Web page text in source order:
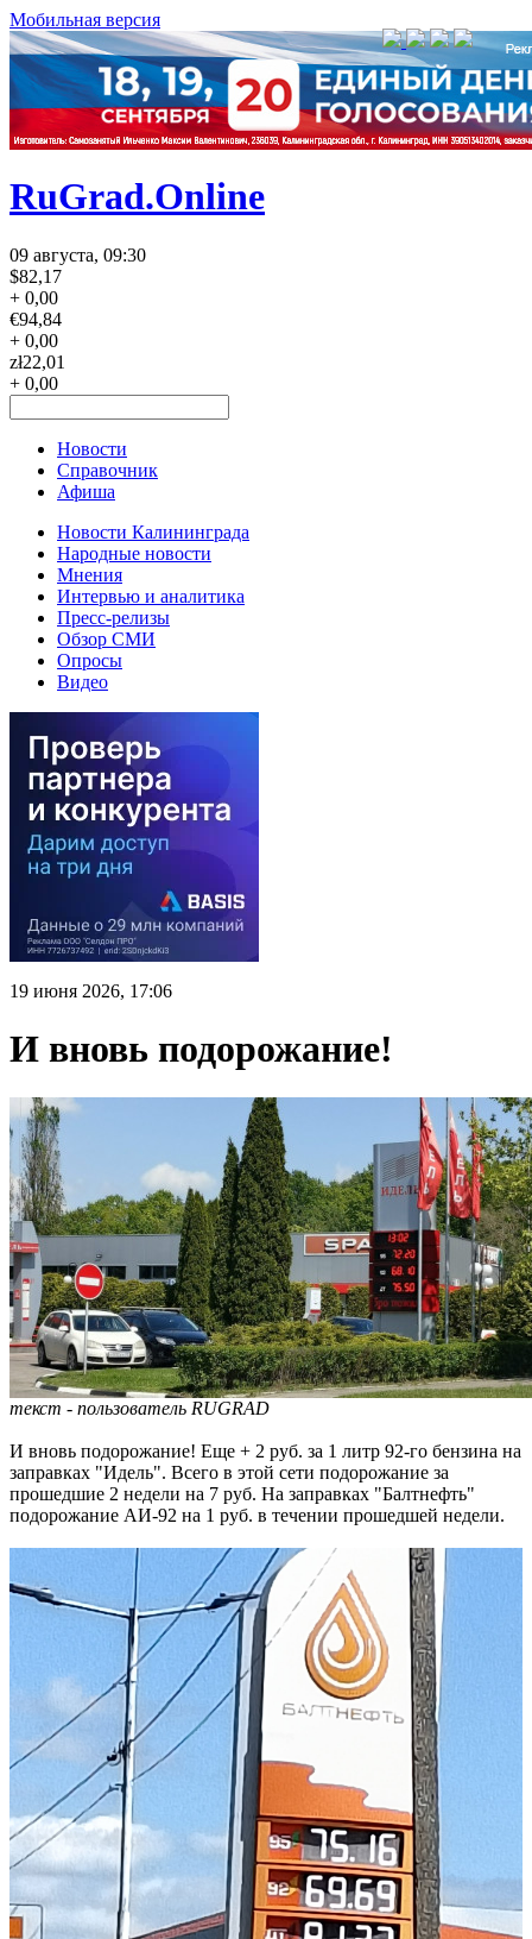
Мобильная версия
RuGrad.Online
09 августа, 09:30
$82,17
+ 0,00
€94,84
+ 0,00
zł22,01
+ 0,00
Новости
Справочник
Афиша
Новости Калининграда
Народные новости
Мнения
Интервью и аналитика
Пресс-релизы
Обзор СМИ
Опросы
Видео
19 июня 2026, 17:06
И вновь подорожание!
текст - пользователь RUGRAD
И вновь подорожание! Еще + 2 руб. за 1 литр 92-го бензина на
заправках "Идель". Всего в этой сети подорожание за
прошедшие 2 недели на 7 руб. На заправках "Балтнефть"
подорожание АИ-92 на 1 руб. в течении прошедшей недели.